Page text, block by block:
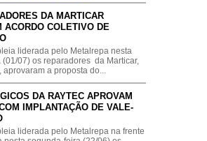
DA MARTICAR
ACORDO COLETIVO DE
liderada pelo Metalrepa nesta
(01/07) os reparadores da Marticar,
aprovaram a proposta do...
DA RAYTEC APROVAM
IMPLANTAÇÃO DE VALE-
liderada pelo Metalrepa na frente